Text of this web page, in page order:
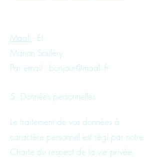
Maali - EI
Manon Souléry
Par email : bonjour@maali.fr
5. Données personnelles
Le traitement de vos données à
caractère personnel est régi par notre
Charte du respect de la vie privée,